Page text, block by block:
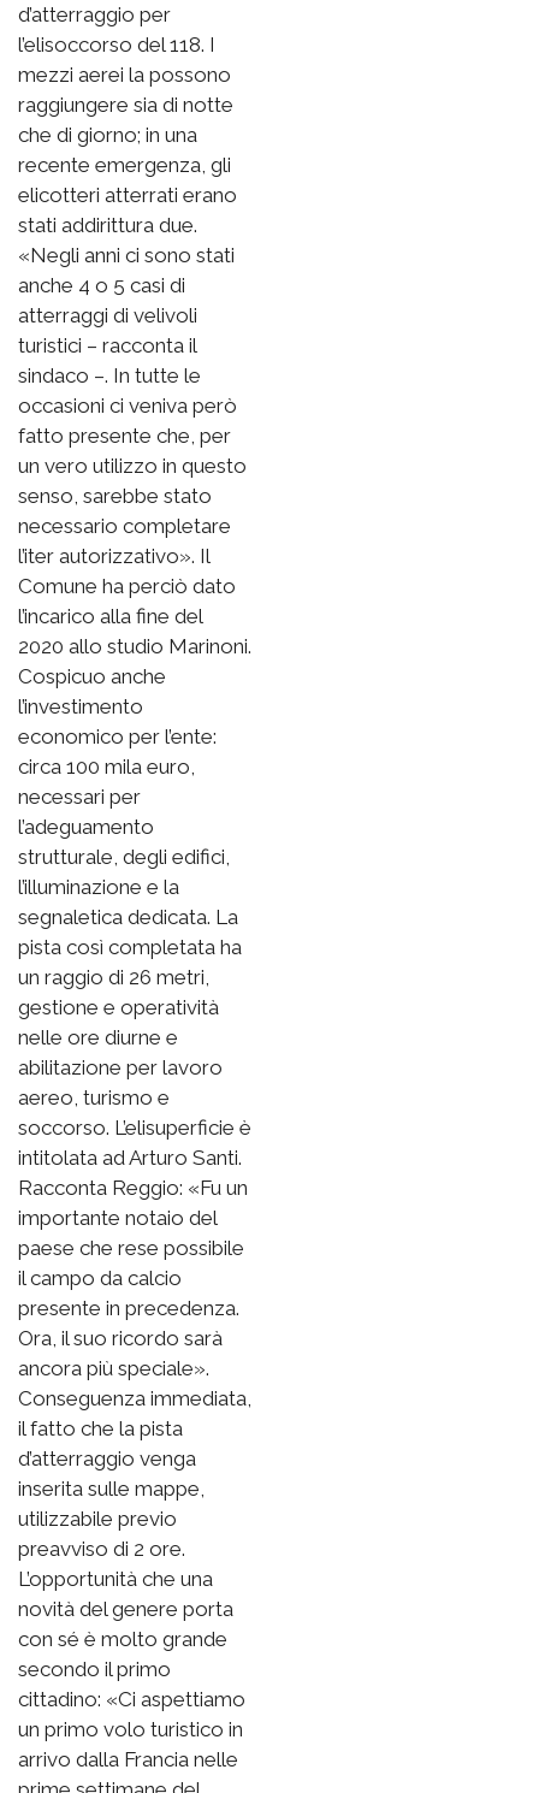
d’atterraggio per
l’elisoccorso del 118. I
mezzi aerei la possono
raggiungere sia di notte
che di giorno; in una
recente emergenza, gli
elicotteri atterrati erano
stati addirittura due.
«Negli anni ci sono stati
anche 4 o 5 casi di
atterraggi di velivoli
turistici – racconta il
sindaco –. In tutte le
occasioni ci veniva però
fatto presente che, per
un vero utilizzo in questo
senso, sarebbe stato
necessario completare
l’iter autorizzativo». Il
Comune ha perciò dato
l’incarico alla fine del
2020 allo studio Marinoni.
Cospicuo anche
l’investimento
economico per l’ente:
circa 100 mila euro,
necessari per
l’adeguamento
strutturale, degli edifici,
l’illuminazione e la
segnaletica dedicata. La
pista così completata ha
un raggio di 26 metri,
gestione e operatività
nelle ore diurne e
abilitazione per lavoro
aereo, turismo e
soccorso. L’elisuperficie è
intitolata ad Arturo Santi.
Racconta Reggio: «Fu un
importante notaio del
paese che rese possibile
il campo da calcio
presente in precedenza.
Ora, il suo ricordo sarà
ancora più speciale».
Conseguenza immediata,
il fatto che la pista
d’atterraggio venga
inserita sulle mappe,
utilizzabile previo
preavviso di 2 ore.
L’opportunità che una
novità del genere porta
con sé è molto grande
secondo il primo
cittadino: «Ci aspettiamo
un primo volo turistico in
arrivo dalla Francia nelle